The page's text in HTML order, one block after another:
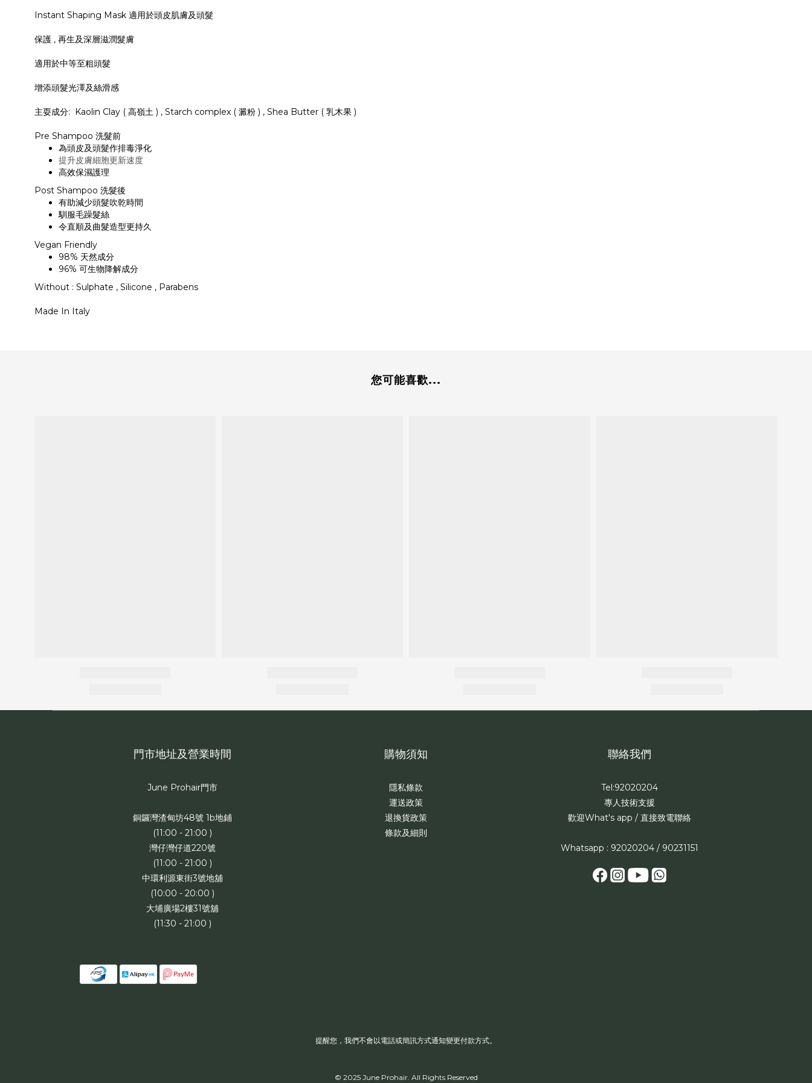
Instant Shaping Mask 適用於頭皮肌膚及頭髮
保護 , 再生及深層滋潤髮膚
適用於中等至粗頭髮
增添頭髮光澤及絲滑感
主耍成分: Kaolin Clay ( 高嶺土 ) , Starch complex ( 澱粉 ) , Shea Butter ( 乳木果 )
Pre Shampoo 洗髮前
為頭皮及頭髮作排毒淨化
提升皮膚細胞更新速度
高效保濕護理
Post Shampoo 洗髮後
有助減少頭髮吹乾時間
馴服毛躁髮絲
令直順及曲髮造型更持久
Vegan Friendly
98% 天然成分
96% 可生物降解成分
Without : Sulphate , Silicone , Parabens
Made In Italy
您可能喜歡...
門市地址及營業時間
June Prohair門市
銅鑼灣渣甸坊48號 1b地鋪
(11:00 - 21:00 )
灣仔灣仔道220號
(11:00 - 21:00 )
中環利源東街3號地舖
(10:00 - 20:00 )
大埔廣場2樓31號舖
(11:30 - 21:00 )
購物須知
隱私條款
運送政策
退換貨政策
條款及細則
聯絡我們
Tel:92020204
專人技術支援
歡迎What's app / 直接致電聯絡
Whatsapp : 92020204 / 90231151
提醒您，我們不會以電話或簡訊方式通知變更付款方式。
© 2025 June Prohair. All Rights Reserved